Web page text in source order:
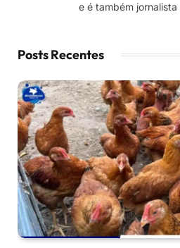
e é também
Posts Recentes